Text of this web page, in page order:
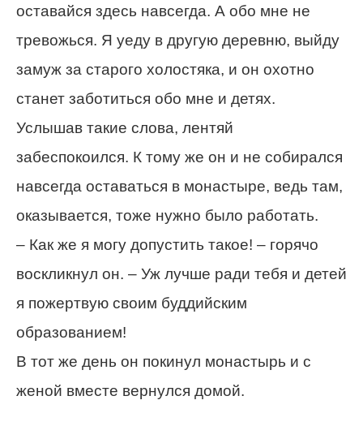
оставайся здесь навсегда. А обо мне не
тревожься. Я уеду в другую деревню, выйду
замуж за старого холостяка, и он охотно
станет заботиться обо мне и детях.
Услышав такие слова, лентяй
забеспокоился. К тому же он и не собирался
навсегда оставаться в монастыре, ведь там,
оказывается, тоже нужно было работать.
– Как же я могу допустить такое! – горячо
воскликнул он. – Уж лучше ради тебя и детей
я пожертвую своим буддийским
образованием!
В тот же день он покинул монастырь и с
женой вместе вернулся домой.